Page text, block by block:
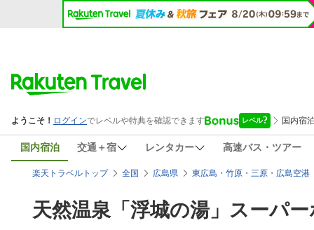
国内宿泊 交通＋宿 レンタカー 高速バス・ツアー
楽天トラベルトップ 全国 広島県 東広島・竹原・三原・広島空港
天然温泉「浮城の湯」スーパ